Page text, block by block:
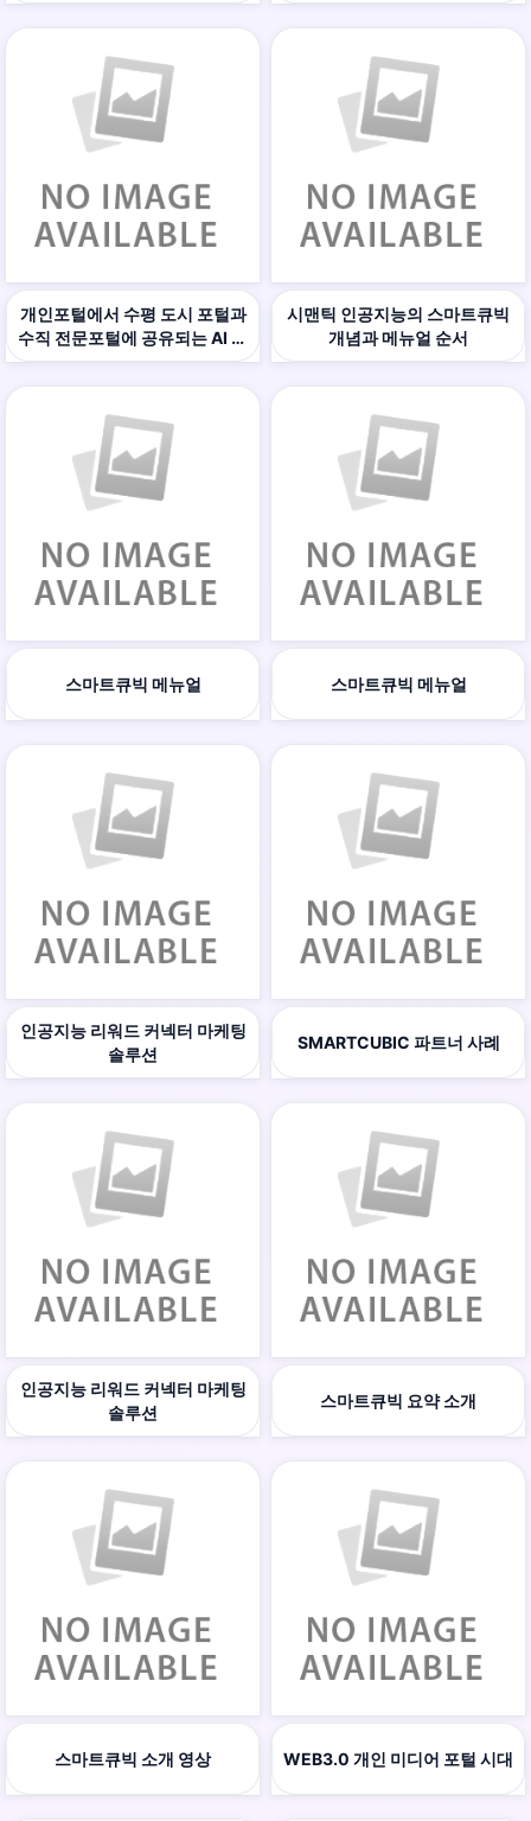
개인포털에서 수평 도시 포털과
수직 전문포털에 공유되는 AI 마
케팅
시맨틱 인공지능의 스마트큐빅
개념과 메뉴얼 순서
스마트큐빅 메뉴얼 스마트큐빅 메뉴얼
인공지능 리워드 커넥터 마케팅
솔루션
SMARTCUBIC 파트너 사례
인공지능 리워드 커넥터 마케팅
솔루션
스마트큐빅 요약 소개
스마트큐빅 소개 영상 WEB3.0 개인 미디어 포털 시대